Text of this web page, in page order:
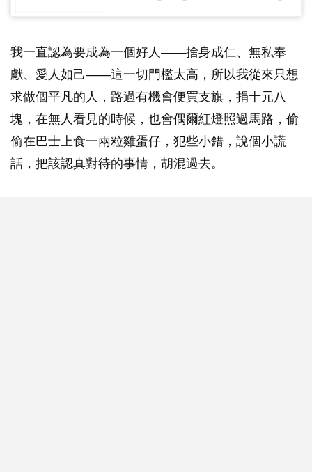
我一直認為要成為一個好人——捨身成仁、無私奉
獻、愛人如己——這一切門檻太高，所以我從來只想
求做個平凡的人，路過有機會便買支旗，捐十元八
塊，在無人看見的時候，也會偶爾紅燈照過馬路，偷
偷在巴士上食一兩粒雞蛋仔，犯些小錯，說個小謊
話，把該認真對待的事情，胡混過去。